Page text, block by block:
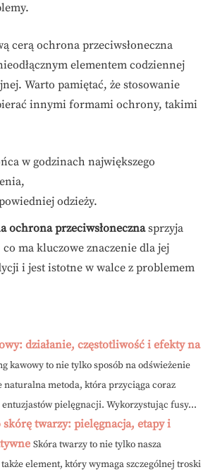
cerą ochrona przeciwsłoneczna
elementem codziennej
Warto pamiętać, że stosowanie
innymi formami ochrony, takimi
w godzinach największego
odzieży.
ochrona przeciwsłonecznasprzyja
ma kluczowe znaczenie dla jej
i jest istotne w walce z problemem
działanie, częstotliwość i efekty na
kawowy to nie tylko sposób na odświeżenie
naturalna metoda, która przyciąga coraz
entuzjastów pielęgnacji. Wykorzystując fusy...
skórę twarzy: pielęgnacja, etapy i
Skóra twarzy to nie tylko nasza
element, który wymaga szczególnej troski